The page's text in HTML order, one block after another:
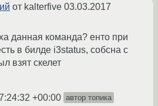
от kalterfive 03.03.2017
данная команда? енто при
в билде i3status, собсна с
взят скелет
+00:00 автор топика